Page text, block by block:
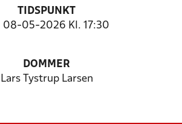
TIDSPUNKT
08-05-2026 Kl. 17:30
DOMMER
Lars Tystrup Larsen